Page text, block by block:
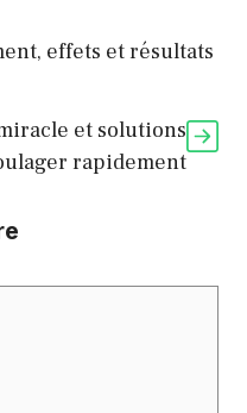
effets et résultats
et solutions
rapidement